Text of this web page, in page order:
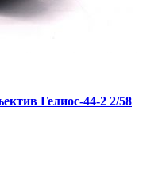
Гелиос-44-2 2/58